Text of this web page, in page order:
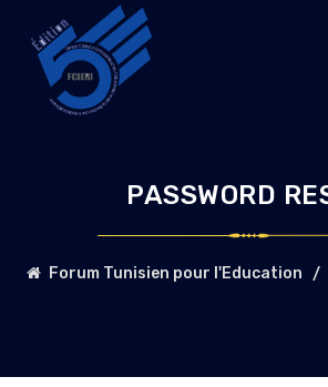
PASSWORD
Forum Tunisien pour l'Education